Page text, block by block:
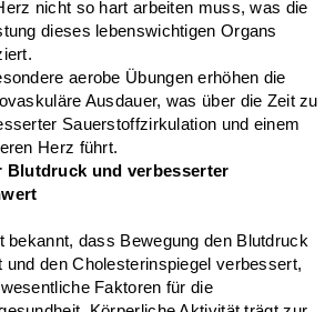
nicht so hart arbeiten muss, was die
dieses lebenswichtigen Organs
aerobe Übungen erhöhen die
Ausdauer, was über die Zeit zu
Sauerstoffzirkulation und einem
Herz führt.
Blutdruck und verbesserter
bekannt, dass Bewegung den Blutdruck
und den Cholesterinspiegel verbessert,
Faktoren für die